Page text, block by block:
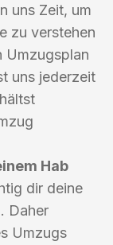
uns Zeit, um
zu verstehen
Umzugsplan
uns jederzeit
Hab
dir deine
Daher
Umzugs